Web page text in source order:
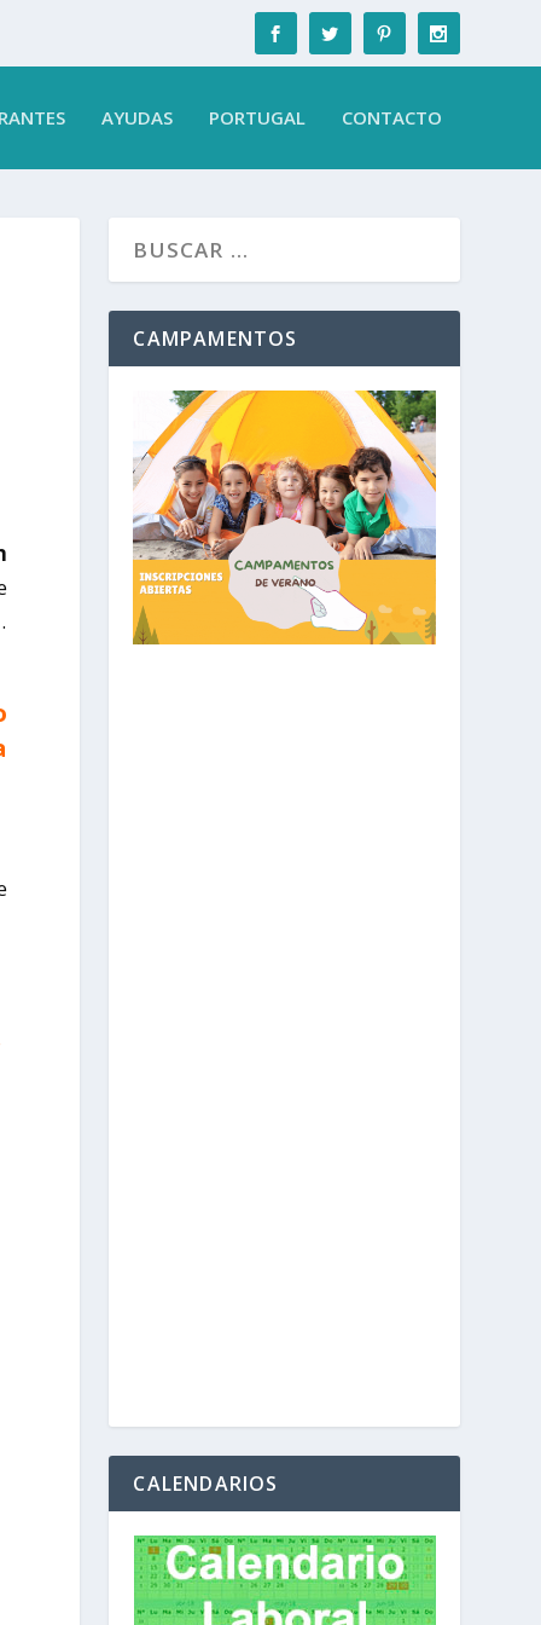
AYUDAS PORTUGAL CONTACTO
CAMPAMENTOS
CALENDARIOS